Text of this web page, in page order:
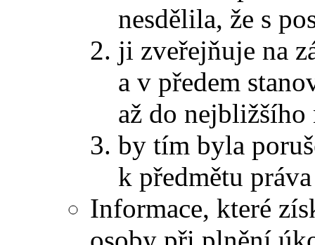
nesdělila, že s
ji zveřejňuje na
a v předem
až do
by tím byla
k předmětu
Informace, které